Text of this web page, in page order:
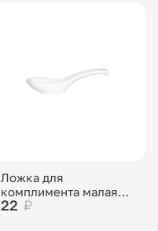
Ложка для
комплимента малая
118х30 мм
22 ₽